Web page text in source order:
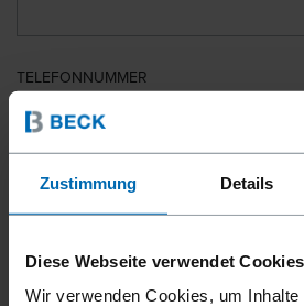
Zustimmung Details
Diese Webseite verwendet Cookies
Wir verwenden Cookies, um Inhalte
TELEFONNUMMER
LAND
PLZ